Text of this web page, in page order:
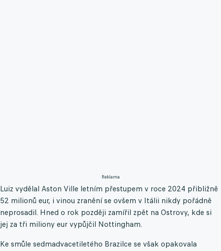
Reklama
Luiz vydělal Aston Ville letním přestupem v roce 2024 přibližně
52 milionů eur, i vinou zranění se ovšem v Itálii nikdy pořádně
neprosadil. Hned o rok později zamířil zpět na Ostrovy, kde si
jej za tři miliony eur vypůjčil Nottingham.
Ke smůle sedmadvacetiletého Brazilce se však opakovala